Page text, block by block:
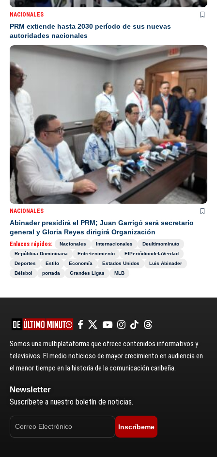
NACIONALES
PRM extiende hasta 2030 período de sus nuevas
autoridades nacionales
NACIONALES
Abinader presidirá el PRM; Juan Garrigó será secretario
general y Gloria Reyes dirigirá Organización
Enlaces rápidos: Nacionales Internacionales
Deultimominuto
República Dominicana
Entretenimiento
ElPeriódicodelaVerdad
Deportes
Estilo Economía Estados Unidos
Luis Abinader
Béisbol
portada Grandes Ligas MLB
Somos una multiplataforma que ofrece contenidos informativos y
televisivos. El medio noticioso de mayor crecimiento en audiencia en
el menor tiempo en la historia de la comunicación caribeña.
Newsletter
Suscríbete a nuestro boletín de noticias.
Inscríbeme